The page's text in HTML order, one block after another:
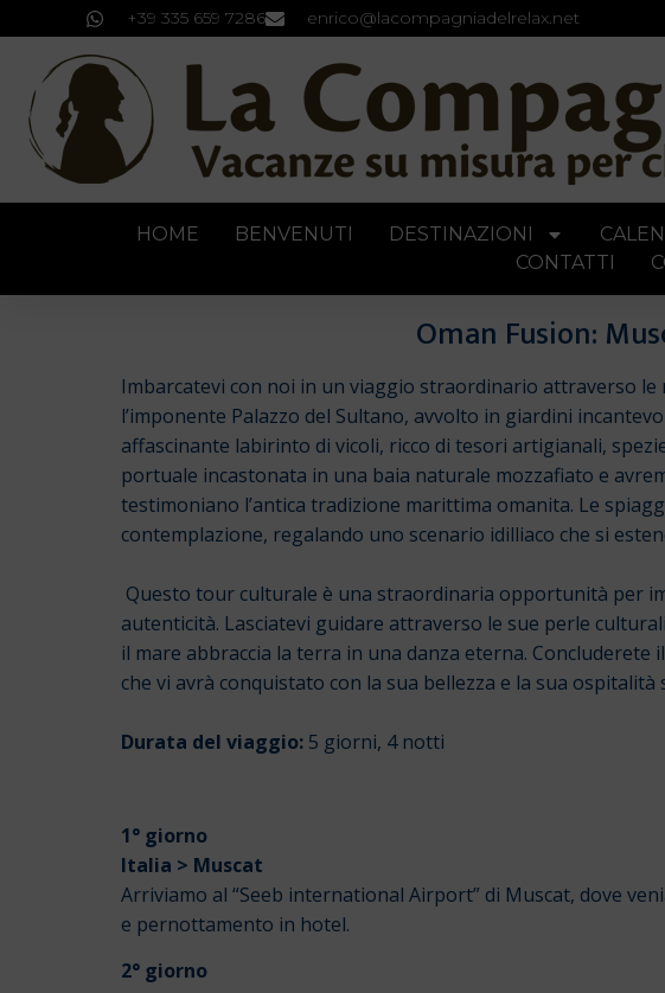
+39 335 659 7286 enrico@lacompagniadelrelax.net
HOME BENVENUTI DESTINAZIONI
CONTATTI
Oman Fusion:
Imbarcatevi con noi in un viaggio straordinario attraverso le
l’imponente Palazzo del Sultano, avvolto in giardini
affascinante labirinto di vicoli, ricco di tesori artigianali,
portuale incastonata in una baia naturale mozzafiato e
testimoniano l’antica tradizione marittima omanita. Le
contemplazione, regalando uno scenario idilliaco che si
Questo tour culturale è una straordinaria opportunità per
autenticità. Lasciatevi guidare attraverso le sue perle
il mare abbraccia la terra in una danza eterna.
che vi avrà conquistato con la sua bellezza e la sua ospitalità
Durata del viaggio: 5 giorni, 4 notti
1° giorno
Italia > Muscat
Arriviamo al “Seeb international Airport” di Muscat, dove
e pernottamento in hotel.
2° giorno